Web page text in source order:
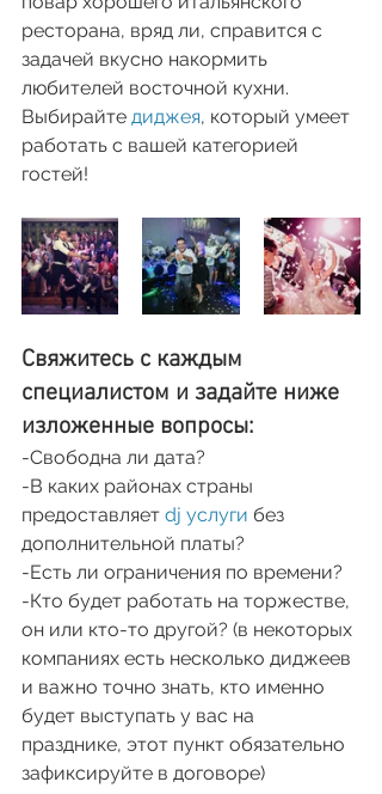
ресторана, вряд ли, справится с
задачей вкусно накормить
любителей восточной кухни.
Выбирайте диджея, который умеет
работать с вашей категорией
гостей!
Свяжитесь с каждым
специалистом и задайте ниже
изложенные вопросы:
-Свободна ли дата?
-В каких районах страны
предоставляет dj услуги без
дополнительной платы?
-Есть ли ограничения по времени?
-Кто будет работать на торжестве,
он или кто-то другой? (в некоторых
компаниях есть несколько диджеев
и важно точно знать, кто именно
будет выступать у вас на
празднике, этот пункт обязательно
зафиксируйте в договоре)